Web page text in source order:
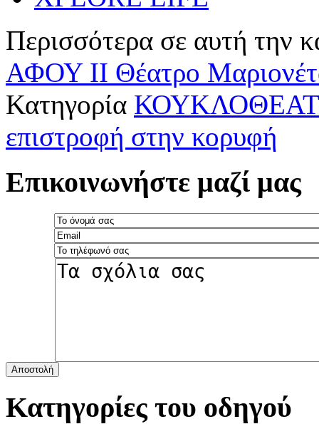
Περισσότερα σε αυτή την
ΑΦΟΥ II Θέατρο
Κατηγορία
επιστροφή στην κορυφή
Επικοινωνήστε μαζί μας
Αποστολή
Κατηγορίες του οδηγού